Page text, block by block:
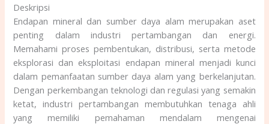
Deskripsi
Endapan mineral dan sumber daya alam merupakan aset
penting dalam industri pertambangan dan energi.
Memahami proses pembentukan, distribusi, serta metode
eksplorasi dan eksploitasi endapan mineral menjadi kunci
dalam pemanfaatan sumber daya alam yang berkelanjutan.
Dengan perkembangan teknologi dan regulasi yang semakin
ketat, industri pertambangan membutuhkan tenaga ahli
yang memiliki pemahaman mendalam mengenai